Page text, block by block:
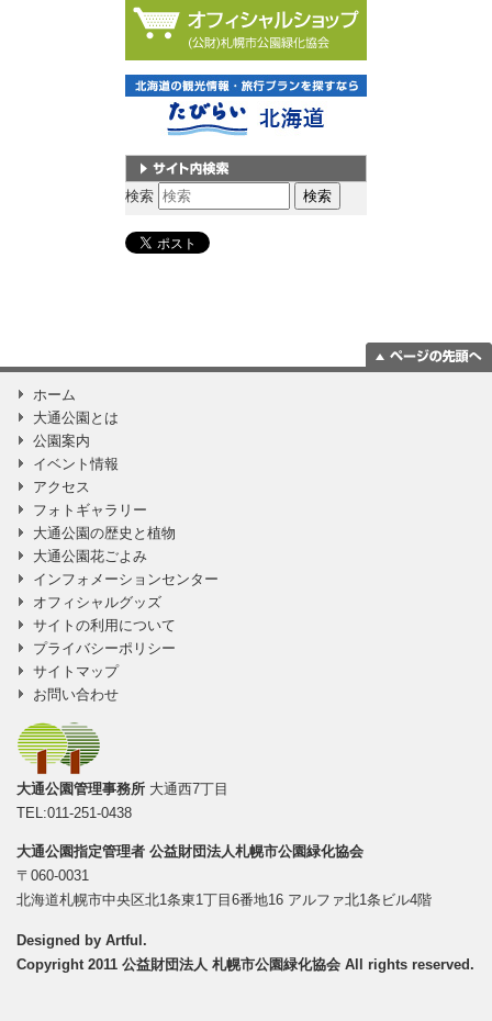
サイト内検索
検索
ホーム
大通公園とは
公園案内
イベント情報
アクセス
フォトギャラリー
大通公園の歴史と植物
大通公園花ごよみ
インフォメーションセンター
オフィシャルグッズ
サイトの利用について
プライバシーポリシー
サイトマップ
お問い合わせ
大通公園管理事務所 大通西7丁目
TEL:011-251-0438
大通公園指定管理者 公益財団法人札幌市公園緑化協会
〒060-0031
北海道札幌市中央区北1条東1丁目6番地16 アルファ北1条ビル4階
Designed by Artful .
Copyright 2011 公益財団法人 札幌市公園緑化協会 All rights reserved.